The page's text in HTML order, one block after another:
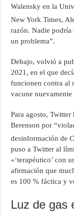
Walensky en la
New York Times,
razón. Nadie podría
un problema”.
Debajo, volvió a
2021, en el que
funcionen contra al
vacune
Para agosto, Twitter
Berenson por
desinformación de
puso a Twitter al
«‘terapéutico’ con
afirmación que
es 100 % fáctica y
Luz de gas